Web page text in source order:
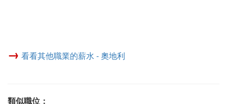
→ 看看其他職業的薪水 - 奧地利
類似職位：